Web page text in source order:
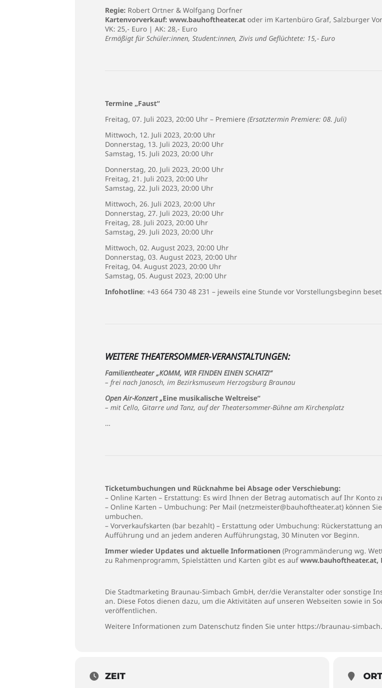
Regie: Robert Ortner & Wolfgang Dorfner
Kartenvorverkauf: www.bauhoftheater.at oder im Kartenbüro Graf, Salzburger
VK: 25,- Euro | AK: 28,- Euro
Ermäßigt für Schüler:innen, Student:innen, Zivis und Geflüchtete: 15,- Euro
Termine „Faust“
Freitag, 07. Juli 2023, 20:00 Uhr – Premiere (Ersatztermin Premiere: 08. Juli)
Mittwoch, 12. Juli 2023, 20:00 Uhr
Donnerstag, 13. Juli 2023, 20:00 Uhr
Samstag, 15. Juli 2023, 20:00 Uhr
Donnerstag, 20. Juli 2023, 20:00 Uhr
Freitag, 21. Juli 2023, 20:00 Uhr
Samstag, 22. Juli 2023, 20:00 Uhr
Mittwoch, 26. Juli 2023, 20:00 Uhr
Donnerstag, 27. Juli 2023, 20:00 Uhr
Freitag, 28. Juli 2023, 20:00 Uhr
Samstag, 29. Juli 2023, 20:00 Uhr
Mittwoch, 02. August 2023, 20:00 Uhr
Donnerstag, 03. August 2023, 20:00 Uhr
Freitag, 04. August 2023, 20:00 Uhr
Samstag, 05. August 2023, 20:00 Uhr
Infohotline: +43 664 730 48 231 – jeweils eine Stunde vor Vorstellungsbeginn
WEITERE THEATERSOMMER-VERANSTALTUNGEN:
Familientheater „KOMM, WIR FINDEN EINEN SCHATZ!“
– frei nach Janosch, im Bezirksmuseum Herzogsburg Braunau
Open Air-Konzert „Eine musikalische Weltreise“
– mit Cello, Gitarre und Tanz, auf der Theatersommer-Bühne am Kirchenplatz
…
Ticketumbuchungen und Rücknahme bei Absage oder Verschiebung:
– Online Karten – Erstattung: Es wird Ihnen der Betrag automatisch auf Ihr Konto
– Online Karten – Umbuchung: Per Mail (netzmeister@bauhoftheater.at) können
umbuchen.
– Vorverkaufskarten (bar bezahlt) – Erstattung oder Umbuchung: Rückerstattung
Aufführung und an jedem anderen Aufführungstag, 30 Minuten vor Beginn.
Immer wieder Updates und aktuelle Informationen (Programmänderung wg.
zu Rahmenprogramm, Spielstätten und Karten gibt es aufwww.bauhoftheater.at,
Die Stadtmarketing Braunau-Simbach GmbH, der/die Veranstalter oder sonstige
an. Diese Fotos dienen dazu, um die Aktivitäten auf unseren Webseiten sowie in
veröffentlichen.
Weitere Informationen zum Datenschutz finden Sie unter https://braunau-
ZEIT ORT